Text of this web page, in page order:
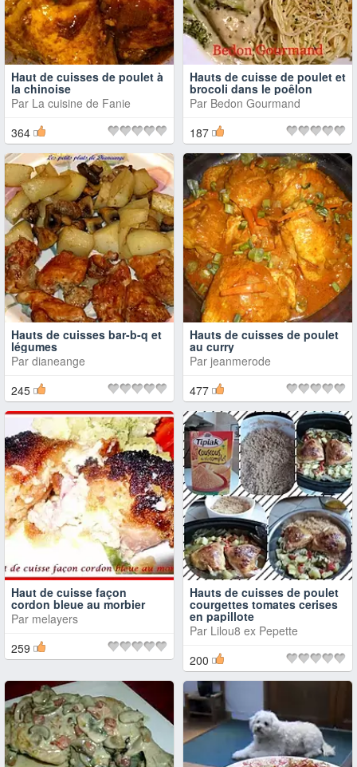
Haut de cuisses de poulet à
la chinoise
Par La cuisine de Fanie
364
Hauts de cuisse de poulet et
brocoli dans le poêlon
Par Bedon Gourmand
187
Hauts de cuisses bar-b-q et
légumes
Par dianeange
245
Hauts de cuisses de poulet
au curry
Par jeanmerode
477
Haut de cuisse façon
cordon bleue au morbier
Par melayers
259
Hauts de cuisses de poulet
courgettes tomates cerises
en papillote
Par Lilou8 ex Pepette
200